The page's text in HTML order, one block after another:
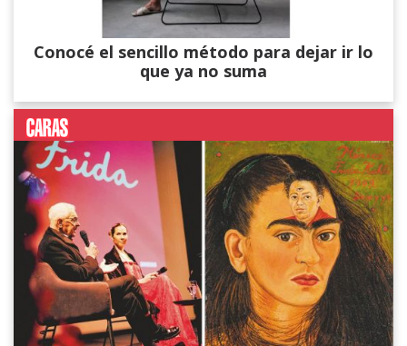
Conocé el sencillo método para dejar ir lo
que ya no suma